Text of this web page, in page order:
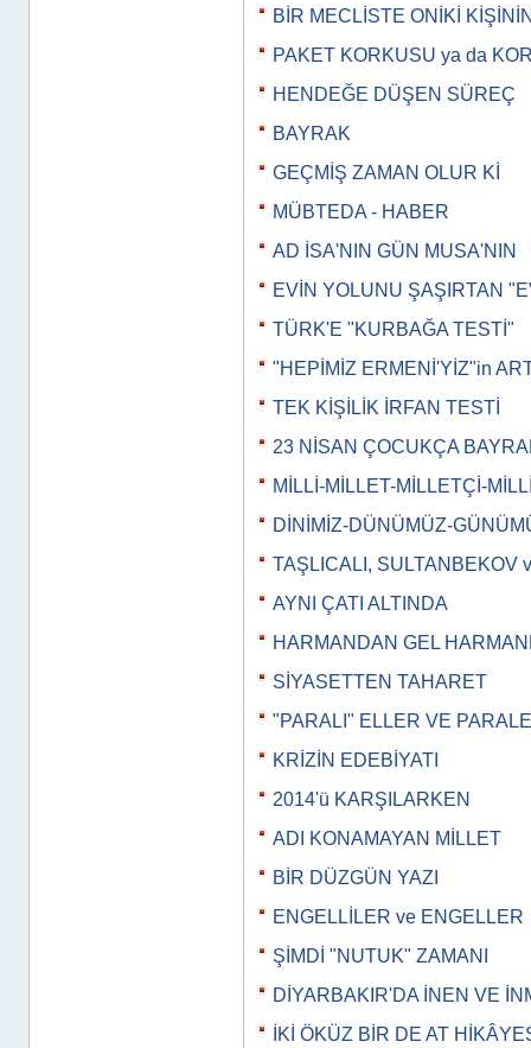
BİR MECLİSTE ONİKİ
PAKET KORKUSU ya da
HENDEĞE DÜŞEN SÜREÇ
BAYRAK
GEÇMİŞ ZAMAN OLUR Kİ
MÜBTEDA - HABER
AD İSA'NIN GÜN MUSA'NIN
EVİN YOLUNU ŞAŞIRTAN
TÜRK'E "KURBAĞA TESTİ"
"HEPİMİZ ERMENİ'YİZ"in
TEK KİŞİLİK İRFAN TESTİ
23 NİSAN ÇOCUKÇA
MİLLİ-MİLLET-MİLLETÇİ-
DİNİMİZ-DÜNÜMÜZ-
TAŞLICALI, SULTANBEKOV
AYNI ÇATI ALTINDA
HARMANDAN GEL
SİYASETTEN TAHARET
"PARALI" ELLER VE
KRİZİN EDEBİYATI
2014'ü KARŞILARKEN
ADI KONAMAYAN MİLLET
BİR DÜZGÜN YAZI
ENGELLİLER ve ENGELLER
ŞİMDİ "NUTUK" ZAMANI
DİYARBAKIR'DA İNEN VE
İKİ ÖKÜZ BİR DE AT